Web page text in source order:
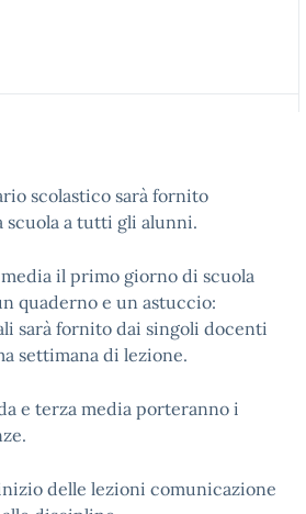
scolastico sarà fornito
scuola a tutti gli alunni.
il primo giorno di scuola
quaderno e un astuccio:
sarà fornito dai singoli docenti
settimana di lezione.
e terza media porteranno i
delle lezioni comunicazione